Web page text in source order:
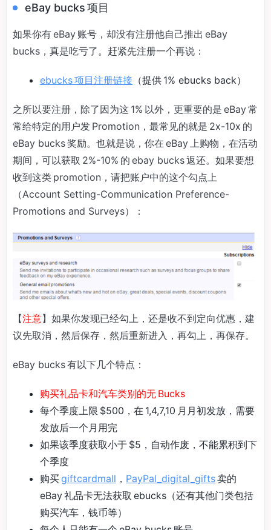
eBay bucks 项目
如果你有 eBay 账号，却没有注册他自己推出 eBay
bucks，真是吃亏了。赶紧先注册一个再说：
ebucks 项目注册链接 （提供 1% ebucks back）
之所以要注册，除了因为这 1% 以外，更重要的是 eBay 常
常给特定的用户发 Promotion，最常见的就是 2x-10x 的
eBay bucks 奖励。也就是说，你在 eBay 上购物，在活动
期间，可以获取 2%-10% 的 ebay bucks 返还。如果要想
收到这类 promotion，请把账户中的这个勾点上
（Account Setting-Communication Preference-
Promotions and Surveys）：
【注意】如果你发现已经勾上，还是收不到定向优惠，建
议先取消，然后保存，然后重新进入，再勾上，再保存。
eBay bucks 有以下几个特点：
购买礼品卡和汽车类别的无 Bucks
每个季度上限 $500，在 1,4,7,10 月月初发放，需要
发放后一个月用完
如果该季度获取小于 $5，自动作废，不能累积到下
个季度
购买giftcardmall ， PayPal_digital_gifts卖的
eBay 礼品卡无法获取 ebucks（还有其他门类包括
购买汽车，钱币等）